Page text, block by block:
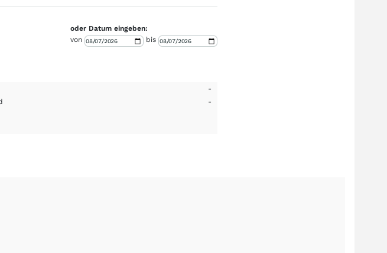
oder Datum eingeben:
von
bis
-
-